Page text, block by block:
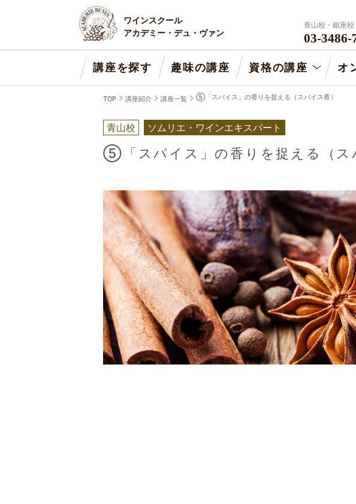
ワインスクール
アカデミー・デュ・ヴァン
青山校・銀座校
03-3486-
講座を探す 趣味の講座 資格の講座 オ
TOP 講座紹介 講座一覧 ⑤「スパイス」の香りを捉える（スパイス香）
青山校 ソムリエ・ワインエキスパート
⑤「スパイス」の香りを捉える（ス